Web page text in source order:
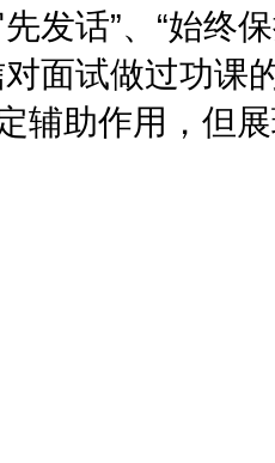
发话”、“始终
面试做过功课
辅助作用，但